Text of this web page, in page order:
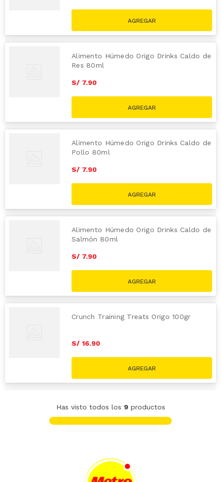
Alimento Húmedo Origo Drinks Caldo de
Res 80ml
S/ 7.90
Alimento Húmedo Origo Drinks Caldo de
Pollo 80ml
S/ 7.90
Alimento Húmedo Origo Drinks Caldo de
Salmón 80ml
S/ 7.90
Crunch Training Treats Origo 100gr
S/ 16.90
Has visto todos los 9productos